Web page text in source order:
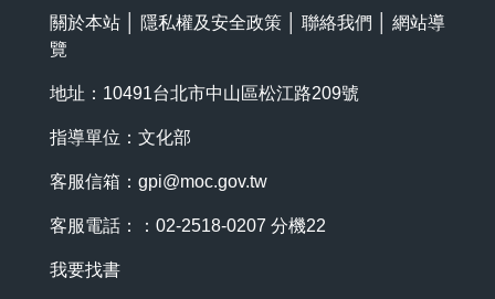
關於本站 隱私權及安全政策 聯絡我們
網站導
覽
地址：10491台北市中山區松江路209號
指導單位：文化部
客服信箱： gpi@moc.gov.tw
客服電話：：02-2518-0207 分機22
我要找書